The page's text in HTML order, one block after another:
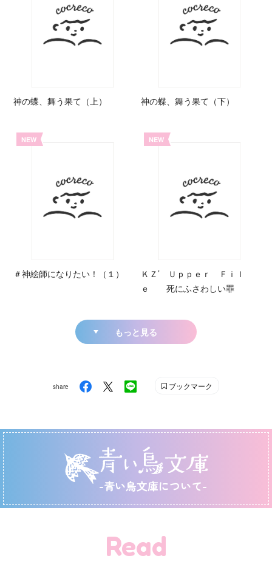
神の蝶、舞う果て（上） 神の蝶、舞う果て（下）
NEW
＃神絵師になりたい！（１）
NEW
ＫＺ’ Ｕｐｐｅｒ Ｆｉｌ
ｅ 死にふさわしい罪
もっと見る
share ブックマーク
-青い鳥文庫について-
Read